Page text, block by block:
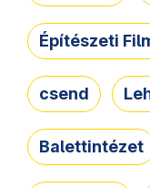
Építészeti
csend
Balettintézet